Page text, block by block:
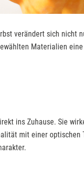
verändert sich nicht
Materialien
ins Zuhause. Sie
mit einer